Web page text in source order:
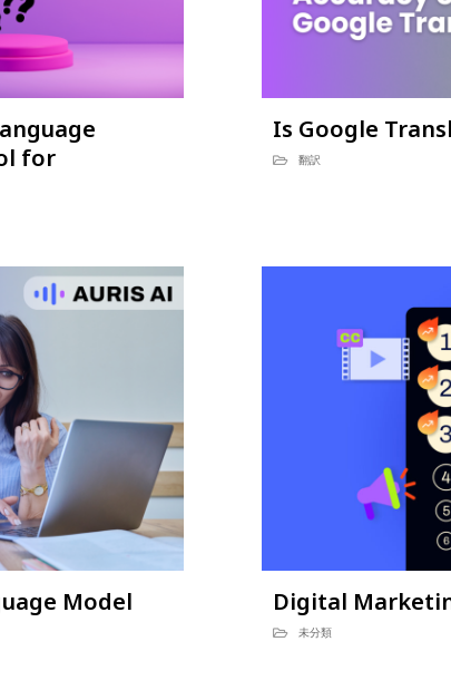
for
Is Google
翻訳
Model
Digital
未分類